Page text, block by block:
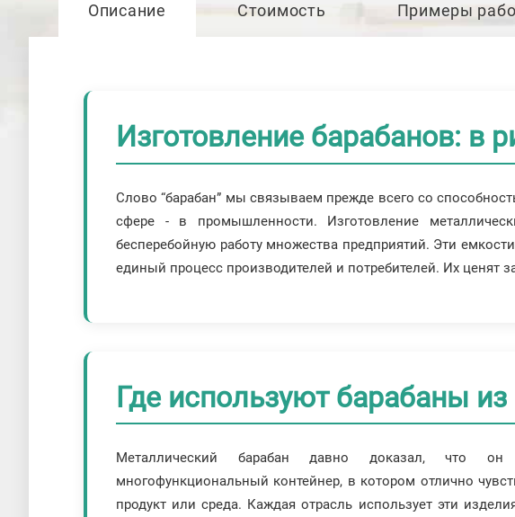
Описание Стоимость Примеры
Изготовление барабанов: в
Слово “барабан” мы связываем прежде всего со
сфере - в промышленности. Изготовление
бесперебойную работу множества предприятий. Эти
единый процесс производителей и потребителей. Их ценят
Где используют барабаны
Металлический барабан давно доказал, что
многофункциональный контейнер, в котором отлично
продукт или среда. Каждая отрасль использует эти